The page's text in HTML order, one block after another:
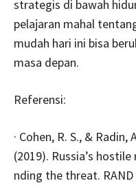
strategis di bawah
pelajaran mahal
mudah hari ini bisa
masa depan.
Referensi:
· Cohen, R. S., & Radin,
(2019). Russia’s
nding the threat.